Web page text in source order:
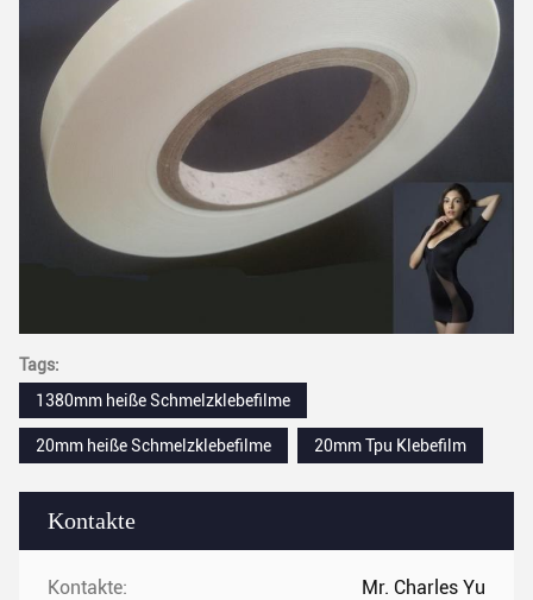
Kontakte
Kontakte: Mr. Charles Yu
Tags:
1380mm heiße Schmelzklebefilme
20mm heiße Schmelzklebefilme 20mm Tpu Klebefilm